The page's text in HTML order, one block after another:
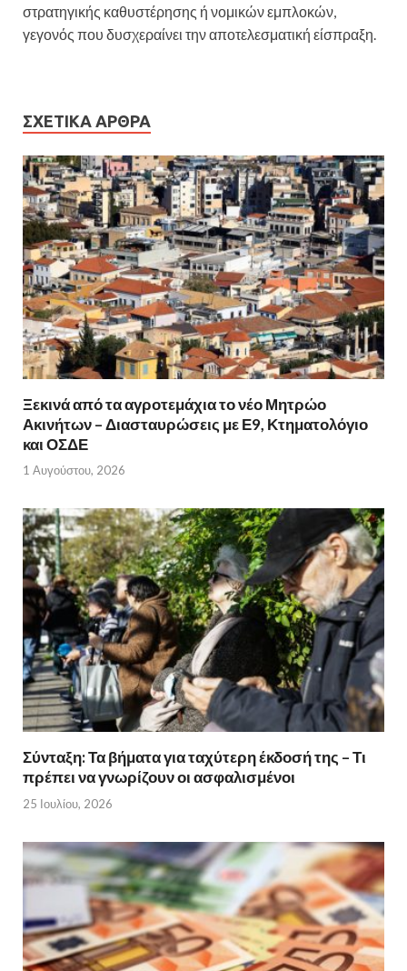
στρατηγικής καθυστέρησης ή νομικών εμπλοκών,
γεγονός που δυσχεραίνει την αποτελεσματική είσπραξη.
ΣΧΕΤΙΚΆ ΆΡΘΡΑ
Ξεκινά από τα αγροτεμάχια το νέο Μητρώο
Ακινήτων – Διασταυρώσεις με Ε9, Κτηματολόγιο
και ΟΣΔΕ
1 Αυγούστου, 2026
Σύνταξη: Τα βήματα για ταχύτερη έκδοσή της – Τι
πρέπει να γνωρίζουν οι ασφαλισμένοι
25 Ιουλίου, 2026